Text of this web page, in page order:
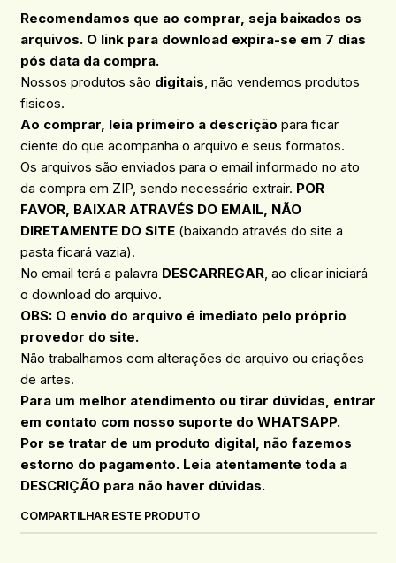
Recomendamos que ao comprar, seja baixados os
arquivos. O link para download expira-se em 7 dias
pós data da compra.
Nossos produtos são digitais , não vendemos produtos
fisicos.
Ao comprar, leia primeiro a descrição para ficar
ciente do que acompanha o arquivo e seus formatos.
Os arquivos são enviados para o email informado no ato
da compra em ZIP, sendo necessário extrair. POR
FAVOR, BAIXAR ATRAVÉS DO EMAIL, NÃO
DIRETAMENTE DO SITE(baixando através do site a
pasta ficará vazia).
No email terá a palavra DESCARREGAR, ao clicar iniciará
o download do arquivo.
OBS: O envio do arquivo é imediato pelo próprio
provedor do site.
Não trabalhamos com alterações de arquivo ou criações
de artes.
Para um melhor atendimento ou tirar dúvidas, entrar
em contato com nosso suporte do WHATSAPP.
Por se tratar de um produto digital, não fazemos
estorno do pagamento. Leia atentamente toda a
DESCRIÇÃO para não haver dúvidas.
COMPARTILHAR ESTE PRODUTO